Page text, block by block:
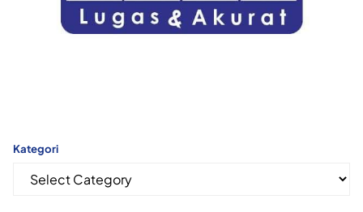
Kategori
Kategori